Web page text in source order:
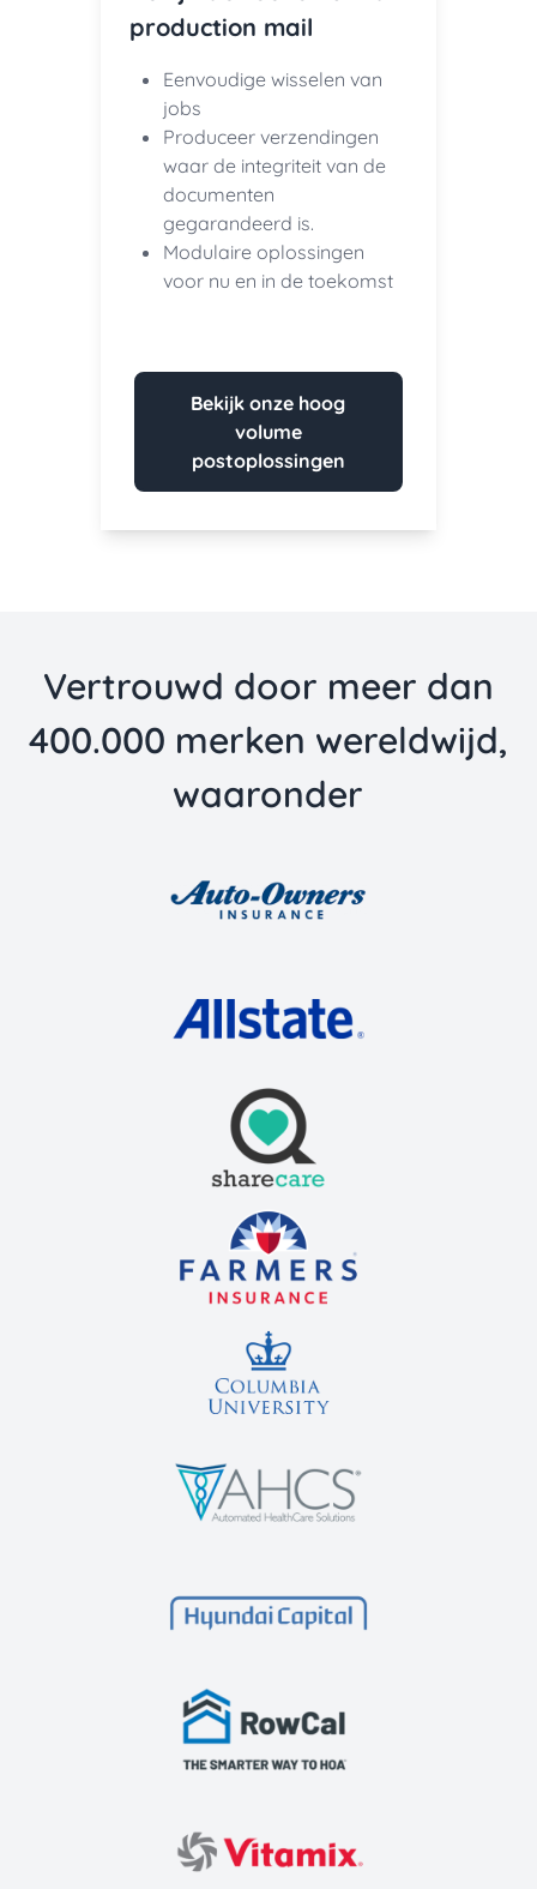
production mail
Eenvoudige wisselen van
jobs
Produceer verzendingen
waar de integriteit van de
documenten
gegarandeerd is.
Modulaire oplossingen
voor nu en in de toekomst
Bekijk onze hoog
volume
postoplossingen
Vertrouwd door meer dan
400.000 merken wereldwijd,
waaronder